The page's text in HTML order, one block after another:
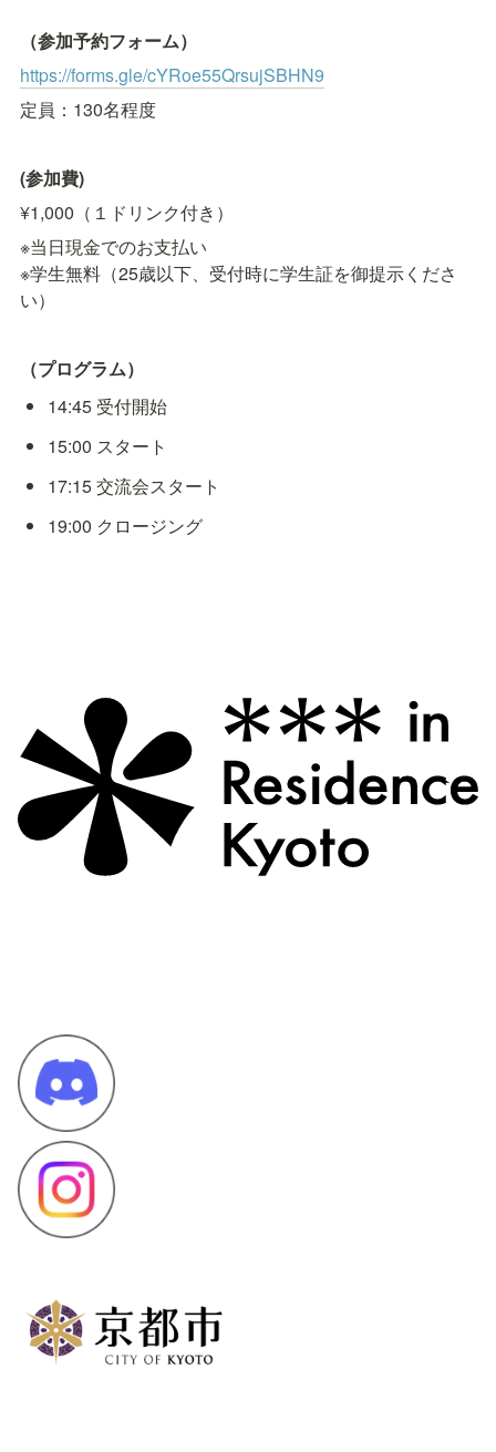
（参加予約フォーム）
https://forms.gle/cYRoe55QrsujSBHN9
定員：130名程度
(参加費)
¥1,000（１ドリンク付き）
※当日現金でのお支払い
※学生無料（25歳以下、受付時に学生証を御提示くださ
い）
（プログラム）
14:45 受付開始
15:00 スタート
17:15 交流会スタート
19:00 クロージング